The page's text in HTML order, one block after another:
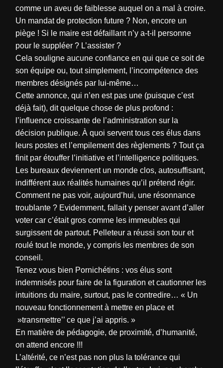
comme un aveu de faiblesse auquel on a mal à croire.
Un mandat de protection future ? Non, encore un
piège ! Si le maire est défaillant n’y a-t-il personne
pour le suppléer ? L’assister ?
Cela souligne aucune confiance en qui que ce soit de
son équipe ou, tout simplement, l’incompétence des
membres désignés par lui-même…
Cette annonce, qui n’en est pas une (puisque c’est
déjà fait), dit quelque chose de plus profond :
l’influence croissante de l’administration sur la
décision publique. À quoi servent tous ces élus dans
leurs postes et l’empilement des règlements ? Tout ça
finit par étouffer l’initiative et l’intelligence politiques.
Les bureaux deviennent un monde clos, autosuffisant,
indifférent aux réalités humaines qu’il prétend régir.
Comment ne pas voir, aujourd’hui, une résonnance
troublante ? Evidemment, fallait y penser avant d’aller
voter car c’était gros comme les immeubles qui
surgissent de partout. Pelleteur a réussi son tour et
roulé tout le monde, y compris les membres de son
conseil.
Tenez vous bien Pornichétins : vos élus sont
indemnisés pour faire de la figuration et cautionner les
intuitions du maire, surtout, pas le contredire… « Un
nouveau fonctionnement à mettre en place et
»transmettre’’ ce que j’ai appris. »
En matière de pédagogie, de proximité, d’humanité,
on attend encore !!!
L’altérité, ce n’est pas non plus la tolérance qui